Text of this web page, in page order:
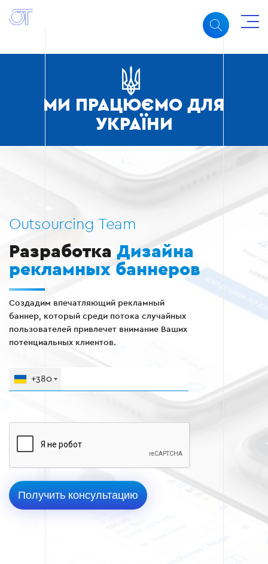
МИ ПРАЦЮЄМО ДЛЯ
УКРАЇНИ
Outsourcing Team
Разработка Дизайна
рекламных баннеров
Создадим впечатляющий рекламный
баннер, который среди потока случайных
пользователей привлечет внимание Ваших
потенциальных клиентов.
+380